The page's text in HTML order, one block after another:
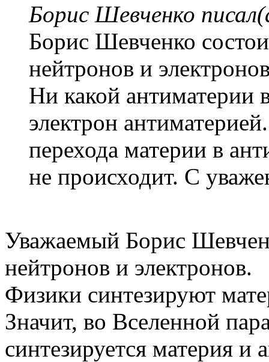
Борис Шевченко
Борис Шевченко
нейтронов и
Ни какой антиматерии
электрон
перехода материи в
не происходит. С
Уважаемый Борис
нейтронов и электронов.
Физики синтезируют
Значит, во Вселенной
синтезируется материя